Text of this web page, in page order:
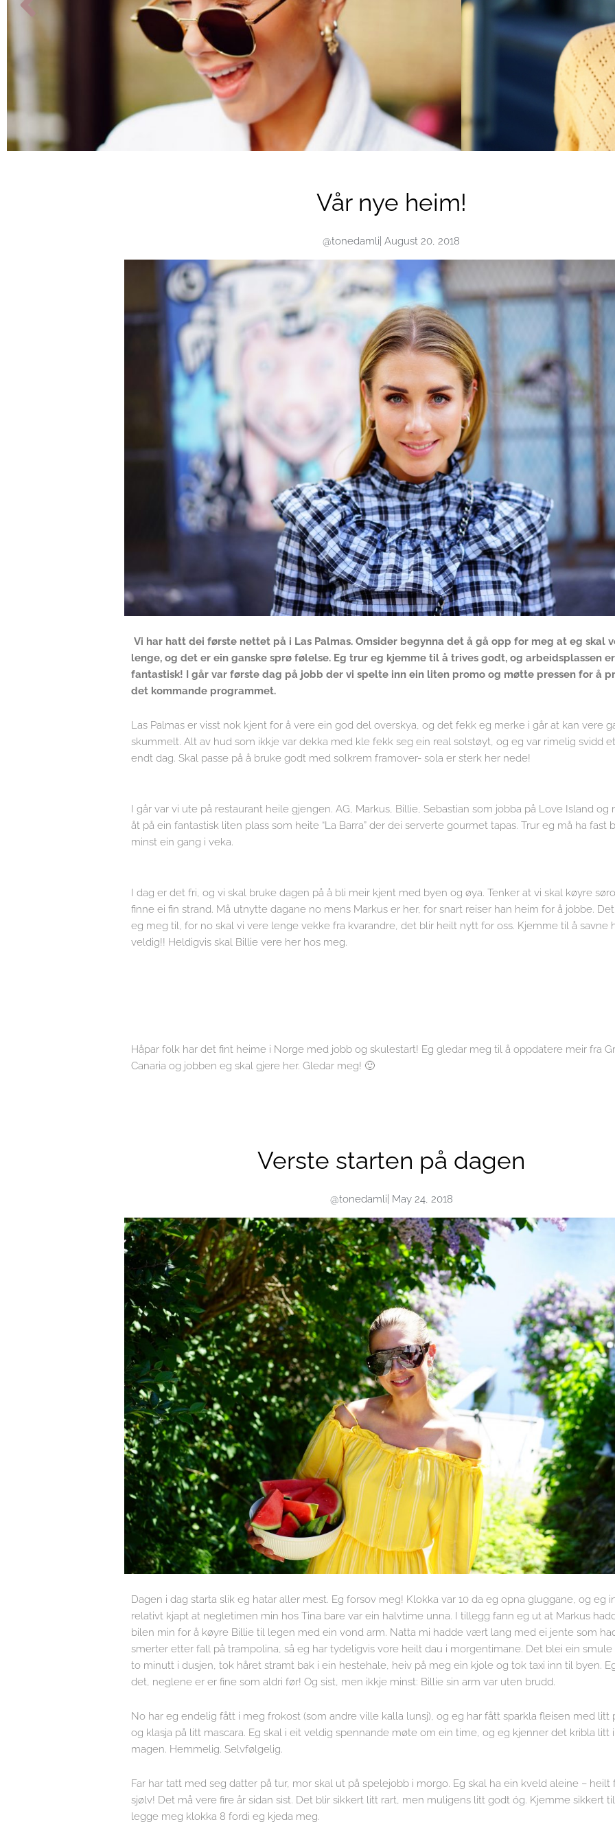
10 ting å finne på i karantene
LIVSSTIL
Det er visst helg…
• LIVSSTIL
Vår nye heim!
@tonedamli August 20, 2018
Vi har hatt dei første nettet på i Las Palmas. Omsider begynna det å gå opp for meg at eg skal
lenge, og det er ein ganske sprø følelse. Eg trur eg kjemme til å trives godt, og arbeidsplassen er
fantastisk! I går var første dag på jobb der vi spelte inn ein liten promo og møtte pressen for å
det kommande programmet.
Las Palmas er visst nok kjent for å vere ein god del overskya, og det fekk eg merke i går at kan vere
skummelt. Alt av hud som ikkje var dekka med kle fekk seg ein real solstøyt, og eg var rimelig svidd
endt dag. Skal passe på å bruke godt med solkrem framover- sola er sterk her nede!
I går var vi ute på restaurant heile gjengen. AG, Markus, Billie, Sebastian som jobba på Love Island og
åt på ein fantastisk liten plass som heite “La Barra” der dei serverte gourmet tapas. Trur eg må ha fast
minst ein gang i veka.
I dag er det fri, og vi skal bruke dagen på å bli meir kjent med byen og øya. Tenker at vi skal køyre
finne ei fin strand. Må utnytte dagane no mens Markus er her, for snart reiser han heim for å jobbe.
eg meg til, for no skal vi vere lenge vekke fra kvarandre, det blir heilt nytt for oss. Kjemme til å savne
veldig!! Heldigvis skal Billie vere her hos meg.
Håpar folk har det fint heime i Norge med jobb og skulestart! Eg gledar meg til å oppdatere meir fra
Canaria og jobben eg skal gjere her. Gledar meg! 🙂
Verste starten på dagen
@tonedamli May 24, 2018
Dagen i dag starta slik eg hatar aller mest. Eg forsov meg! Klokka var 10 da eg opna gluggane, og eg
relativt kjapt at negletimen min hos Tina bare var ein halvtime unna. I tillegg fann eg ut at Markus
bilen min for å køyre Billie til legen med ein vond arm. Natta mi hadde vært lang med ei jente som
smerter etter fall på trampolina, så eg har tydeligvis vore heilt dau i morgentimane. Det blei ein smule
to minutt i dusjen, tok håret stramt bak i ein hestehale, heiv på meg ein kjole og tok taxi inn til byen.
det, neglene er er fine som aldri før! Og sist, men ikkje minst: Billie sin arm var uten brudd.
No har eg endelig fått i meg frokost (som andre ville kalla lunsj), og eg har fått sparkla fleisen med litt
og klasja på litt mascara. Eg skal i eit veldig spennande møte om ein time, og eg kjenner det kribla litt i
magen. Hemmelig. Selvfølgelig.
Far har tatt med seg datter på tur, mor skal ut på spelejobb i morgo. Eg skal ha ein kveld aleine – heilt
sjølv! Det må vere fire år sidan sist. Det blir sikkert litt rart, men muligens litt godt óg. Kjemme sikkert
legge meg klokka 8 fordi eg kjeda meg.